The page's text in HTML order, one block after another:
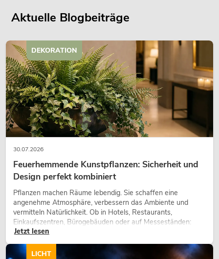
Aktuelle Blogbeiträge
30.07.2026
Feuerhemmende Kunstpflanzen: Sicherheit und
Design perfekt kombiniert
Pflanzen machen Räume lebendig. Sie schaffen eine
angenehme Atmosphäre, verbessern das Ambiente und
vermitteln Natürlichkeit. Ob in Hotels, Restaurants,
Einkaufszentren, Bürogebäuden oder auf Messeständen:
eine hochwertige Begrünung gehört heute längst zum
Jetzt lesen
DEKORATION
LICHT